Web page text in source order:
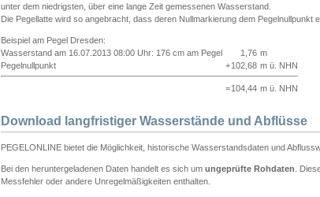
unter dem niedrigsten, über eine lange Zeit gemessenen Wasserstand.
Die Pegellatte wird so angebracht, dass deren Nullmarkierung dem Pegelnullpunkt
Beispiel am Pegel Dresden:
Wasserstand am 16.07.2013 08:00 Uhr: 176 cm am Pegel
1,76 m
Pegelnullpunkt
+102,68 m ü. NHN
=104,44 m ü. NHN
Download langfristiger Wasserstände und Abflüsse
PEGELONLINE bietet die Möglichkeit, historische Wasserstandsdaten und
Bei den heruntergeladenen Daten handelt es sich um ungeprüfte Rohdaten .
Messfehler oder andere Unregelmäßigkeiten enthalten.